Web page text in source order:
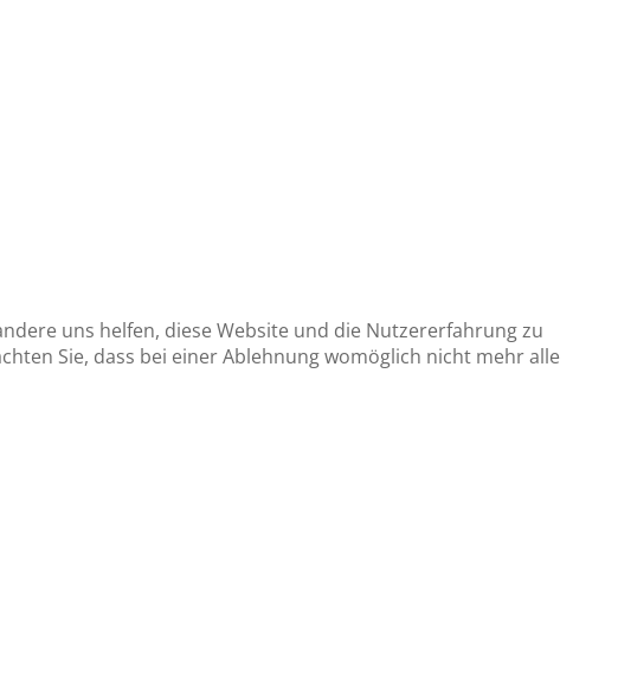
uns helfen, diese Website und die Nutzererfahrung zu
Sie, dass bei einer Ablehnung womöglich nicht mehr alle